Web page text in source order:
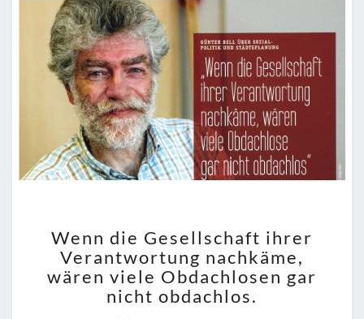
DIE
GESELLSCHAFT
IHRER
VERANTWORTUNG
Wenn die Gesellschaft ihrer
Verantwortung nachkäme,
wären viele Obdachlosen gar
nicht obdachlos.